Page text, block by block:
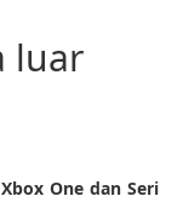
luar
One dan Seri